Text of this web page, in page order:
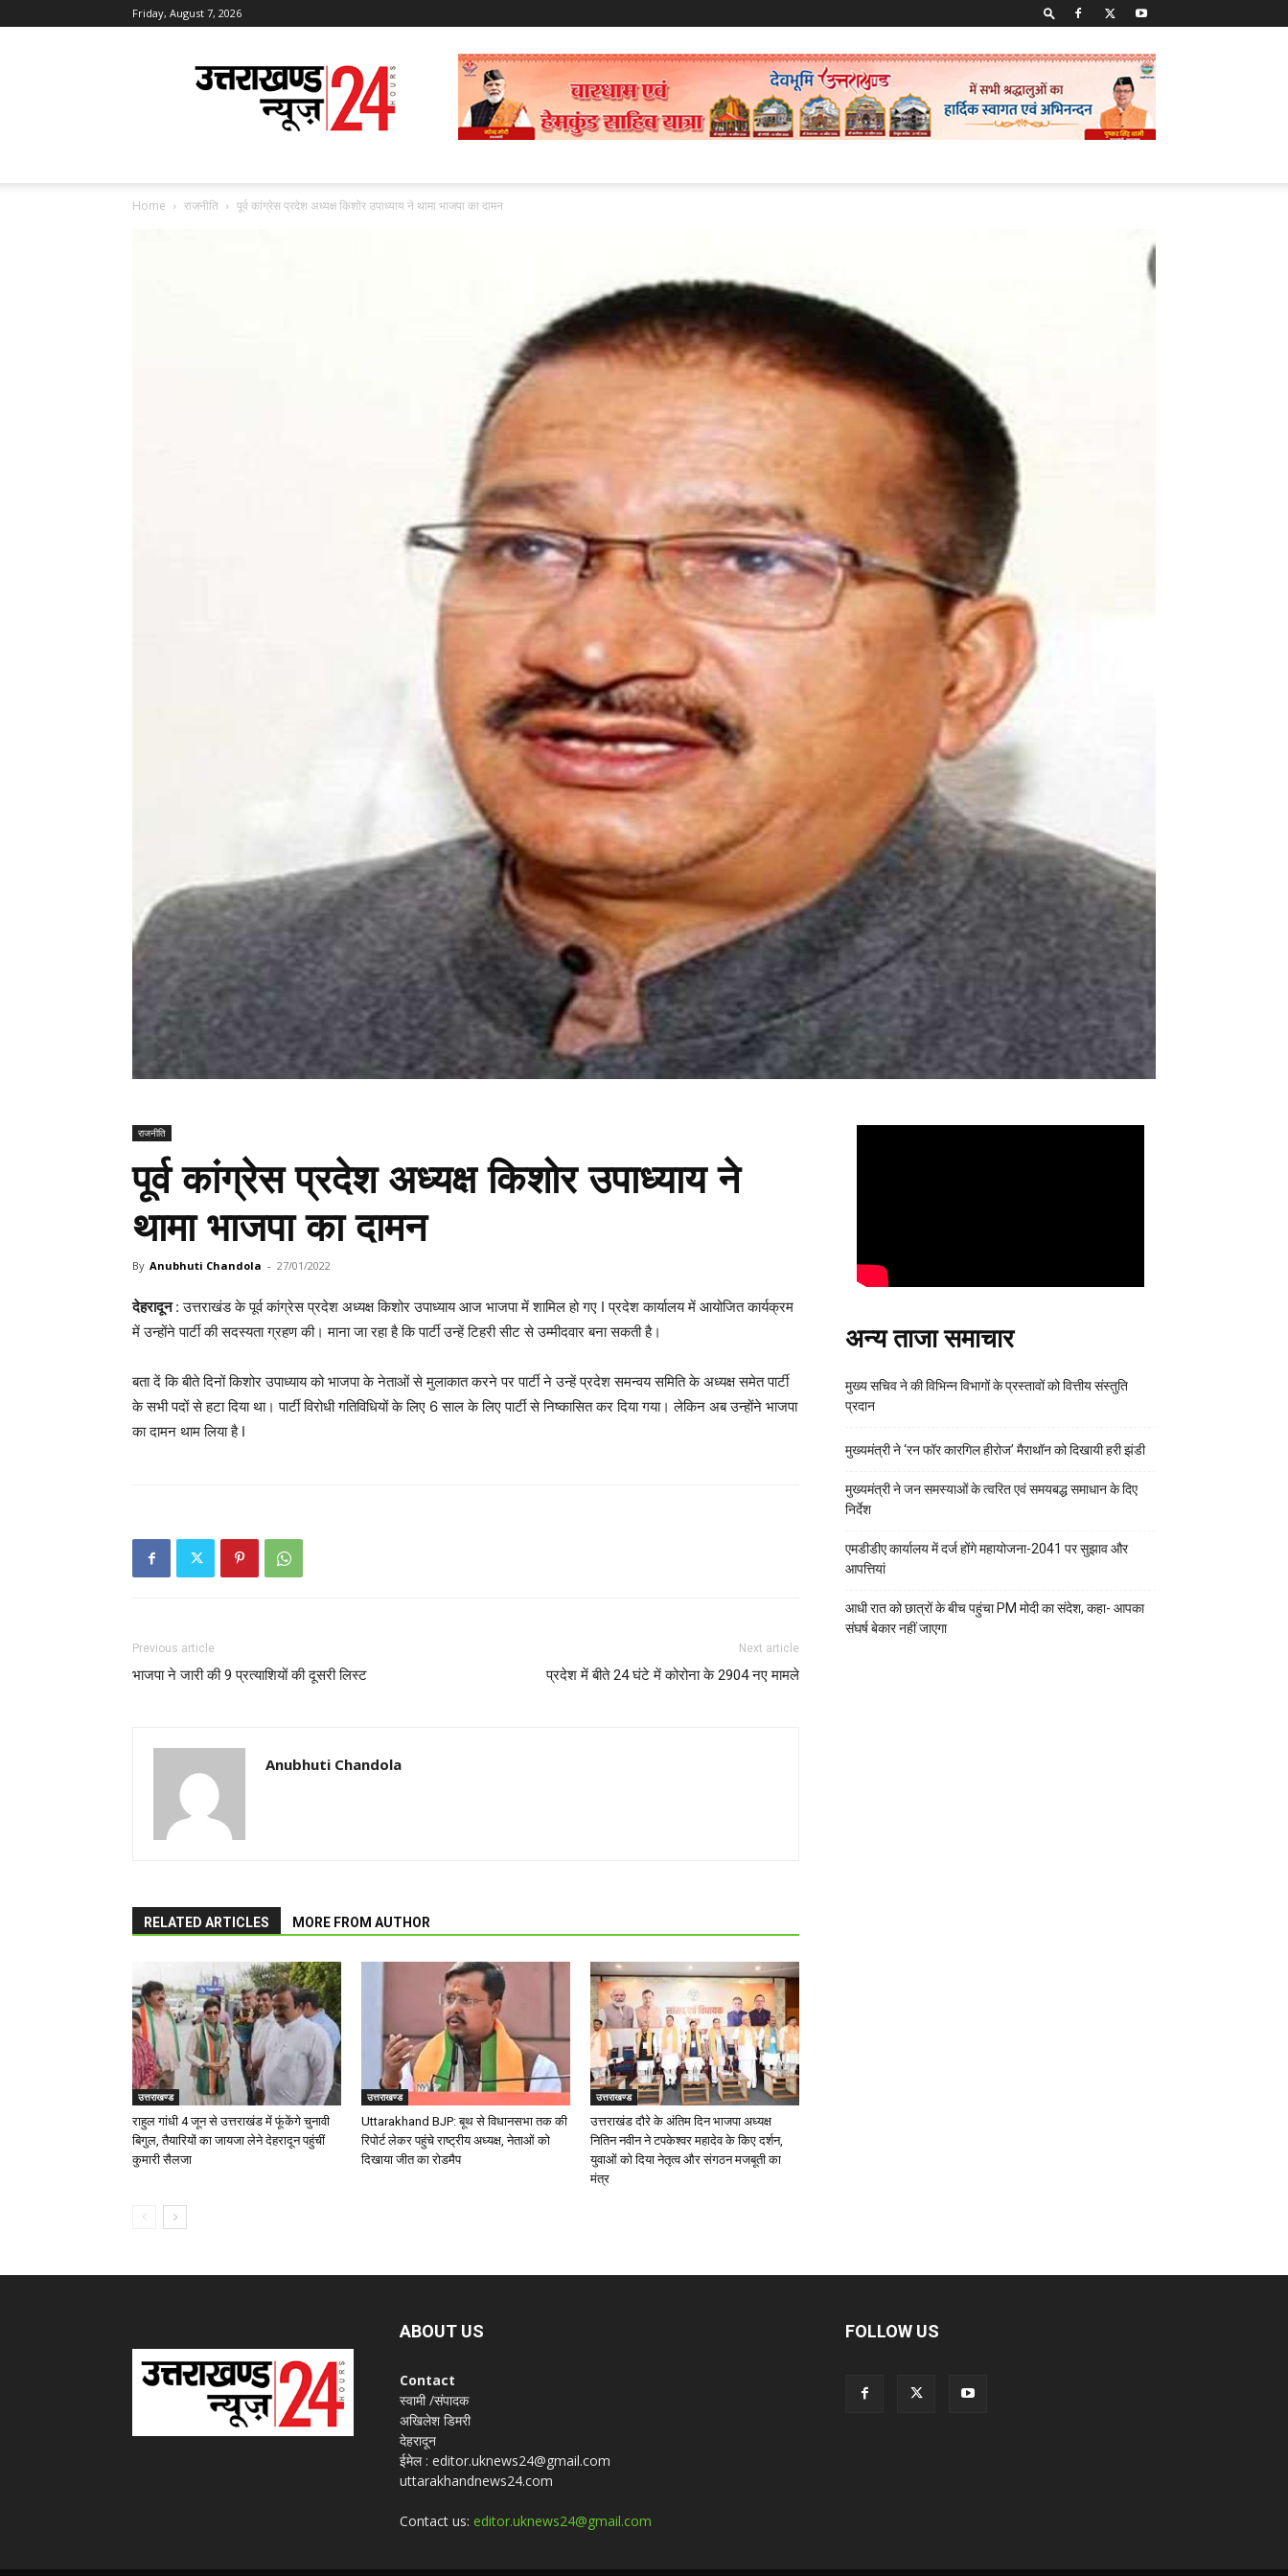
Friday, August 7, 2026
Uttarakhand
News
24
Home राजनीति पूर्व कांग्रेस प्रदेश अध्यक्ष किशोर उपाध्याय ने थामा भाजपा का दामन
राजनीति
पूर्व कांग्रेस प्रदेश अध्यक्ष किशोर उपाध्याय ने
थामा भाजपा का दामन
By Anubhuti Chandola - 27/01/2022
देहरादून: उत्तराखंड के पूर्व कांग्रेस प्रदेश अध्यक्ष किशोर उपाध्याय आज भाजपा में शामिल हो गए I प्रदेश कार्यालय में आयोजित कार्यक्रम
में उन्होंने पार्टी की सदस्यता ग्रहण की। माना जा रहा है कि पार्टी उन्हें टिहरी सीट से उम्मीदवार बना सकती है।
बता दें कि बीते दिनों किशोर उपाध्याय को भाजपा के नेताओं से मुलाकात करने पर पार्टी ने उन्हें प्रदेश समन्वय समिति के अध्यक्ष समेत पार्टी
के सभी पदों से हटा दिया था। पार्टी विरोधी गतिविधियों के लिए 6 साल के लिए पार्टी से निष्कासित कर दिया गया। लेकिन अब उन्होंने भाजपा
का दामन थाम लिया है I
Previous article
भाजपा ने जारी की 9 प्रत्याशियों की दूसरी लिस्ट
Next article
प्रदेश में बीते 24 घंटे में कोरोना के 2904 नए मामले
Anubhuti Chandola
RELATED ARTICLES MORE FROM AUTHOR
उत्तराखण्ड
राहुल गांधी 4 जून से उत्तराखंड में फूंकेंगे चुनावी
बिगुल, तैयारियों का जायजा लेने देहरादून पहुंचीं
कुमारी सैलजा
उत्तराखण्ड
Uttarakhand BJP: बूथ से विधानसभा तक की
रिपोर्ट लेकर पहुंचे राष्ट्रीय अध्यक्ष, नेताओं को
दिखाया जीत का रोडमैप
उत्तराखण्ड
उत्तराखंड दौरे के अंतिम दिन भाजपा अध्यक्ष
नितिन नवीन ने टपकेश्वर महादेव के किए दर्शन,
युवाओं को दिया नेतृत्व और संगठन मजबूती का
मंत्र
अन्य ताजा समाचार
मुख्य सचिव ने की विभिन्न विभागों के प्रस्तावों को वित्तीय संस्तुति
प्रदान
मुख्यमंत्री ने ‘रन फॉर कारगिल हीरोज’ मैराथॉन को दिखायी हरी झंडी
मुख्यमंत्री ने जन समस्याओं के त्वरित एवं समयबद्ध समाधान के दिए
निर्देश
एमडीडीए कार्यालय में दर्ज होंगे महायोजना-2041 पर सुझाव और
आपत्तियां
आधी रात को छात्रों के बीच पहुंचा PM मोदी का संदेश, कहा- आपका
संघर्ष बेकार नहीं जाएगा
ABOUT US
Contact
स्वामी /संपादक
अखिलेश डिमरी
देहरादून
ईमेल : editor.uknews24@gmail.com
uttarakhandnews24.com
Contact us: editor.uknews24@gmail.com
FOLLOW US